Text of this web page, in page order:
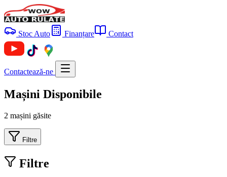
Stoc Auto Finanțare Contact
Contactează-ne
Mașini Disponibile
2 mașini găsite
Filtre
Filtre